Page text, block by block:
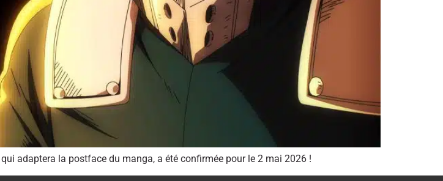
adaptera la postface du manga, a été confirmée pour le 2 mai 2026 !